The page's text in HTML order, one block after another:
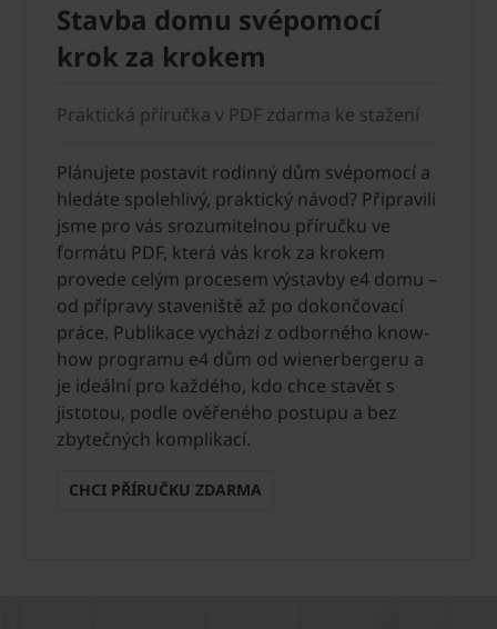
Stavba domu svépomocí
krok za krokem
Praktická příručka v PDF zdarma ke stažení
Plánujete postavit rodinný dům svépomocí a
hledáte spolehlivý, praktický návod? Připravili
jsme pro vás srozumitelnou příručku ve
formátu PDF, která vás krok za krokem
provede celým procesem výstavby e4 domu –
od přípravy staveniště až po dokončovací
práce. Publikace vychází z odborného know-
how programu e4 dům od wienerbergeru a
je ideální pro každého, kdo chce stavět s
jistotou, podle ověřeného postupu a bez
zbytečných komplikací.
CHCI PŘÍRUČKU ZDARMA